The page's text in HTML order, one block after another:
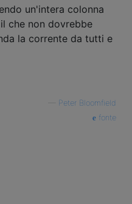
un'intera colonna
che non dovrebbe
la corrente da tutti e
Peter Bloomfield
fonte